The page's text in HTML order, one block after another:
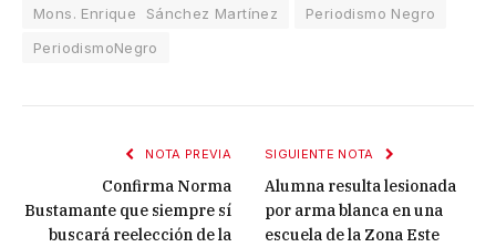
Mons. Enrique Sánchez Martínez
Periodismo Negro
PeriodismoNegro
NOTA PREVIA
Confirma Norma
Bustamante que siempre sí
buscará reelección de la
SIGUIENTE NOTA
Alumna resulta lesionada
por arma blanca en una
escuela de la Zona Este